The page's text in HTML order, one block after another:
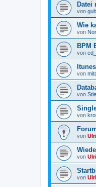
Datei
von
Wie
von
BPM
von
von
von
von
von
von
von